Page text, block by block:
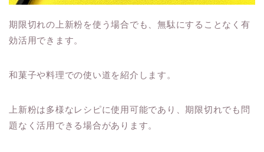
期限切れの上新粉を使う場合でも、無駄にすることなく有
効活用できます。
和菓子や料理での使い道を紹介します。
上新粉は多様なレシピに使用可能であり、期限切れでも問
題なく活用できる場合があります。